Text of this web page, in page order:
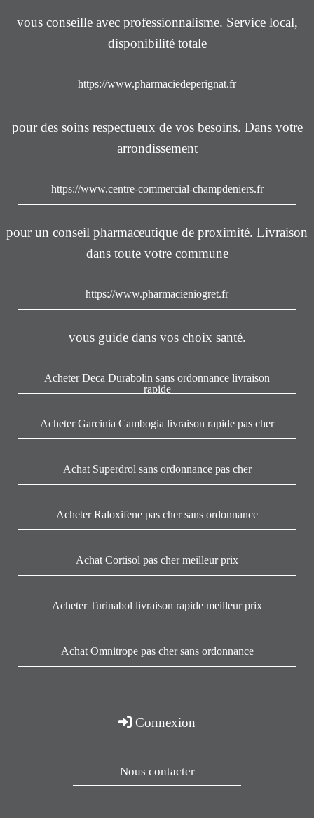
vous conseille avec professionnalisme. Service local,
disponibilité totale
https://www.pharmaciedeperignat.fr
pour des soins respectueux de vos besoins. Dans votre
arrondissement
https://www.centre-commercial-champdeniers.fr
pour un conseil pharmaceutique de proximité. Livraison
dans toute votre commune
https://www.pharmacieniogret.fr
vous guide dans vos choix santé.
Acheter Deca Durabolin sans ordonnance livraison
rapide
Acheter Garcinia Cambogia livraison rapide pas cher
Achat Superdrol sans ordonnance pas cher
Acheter Raloxifene pas cher sans ordonnance
Achat Cortisol pas cher meilleur prix
Acheter Turinabol livraison rapide meilleur prix
Achat Omnitrope pas cher sans ordonnance
Connexion
Nous contacter